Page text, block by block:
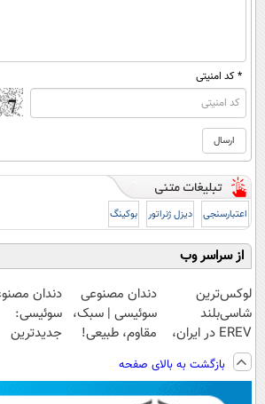
* کد امنیتی
اعتبارسنجی دیزل ژنراتور بوکینگ
از سراسر وب
لوکس‌ترین
شاسی‌بلند
EREV در ایران،
توسط نیکا موتور
رونمایی شد!
دندان مصنوعی
سوئیسی | سبک،
مقاوم، طبیعی!
رایگان+پرداخت
اقساطی😍
دندان
سوئیسی:
جدیدترین
پرداخت
بازگشت به بالای صفحه